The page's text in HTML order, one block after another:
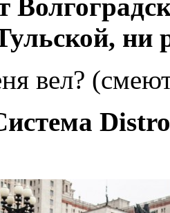
ни
вел?